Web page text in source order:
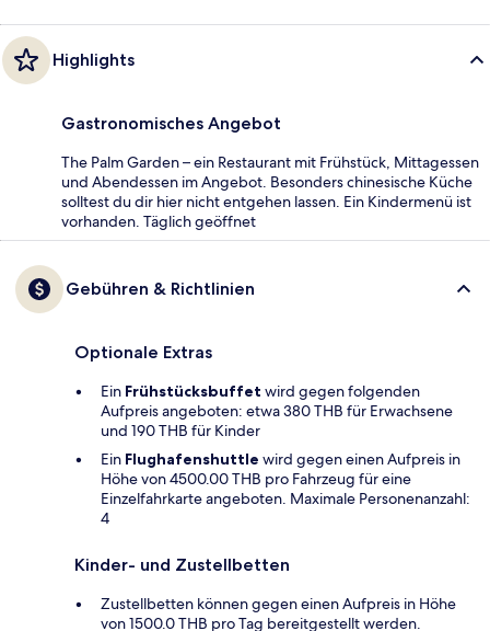
Highlights
Gastronomisches Angebot
The Palm Garden – ein Restaurant mit Frühstück, Mittagessen
und Abendessen im Angebot. Besonders chinesische Küche
solltest du dir hier nicht entgehen lassen. Ein Kindermenü ist
vorhanden. Täglich geöffnet
Gebühren & Richtlinien
Optionale Extras
Ein Frühstücksbuffet wird gegen folgenden
Aufpreis angeboten: etwa 380 THB für Erwachsene
und 190 THB für Kinder
Ein Flughafenshuttle wird gegen einen Aufpreis in
Höhe von 4500.00 THB pro Fahrzeug für eine
Einzelfahrkarte angeboten. Maximale Personenanzahl:
4
Kinder- und Zustellbetten
Zustellbetten können gegen einen Aufpreis in Höhe
von 1500.0 THB pro Tag bereitgestellt werden.